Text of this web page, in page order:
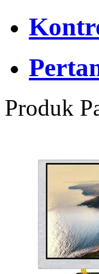
Produk